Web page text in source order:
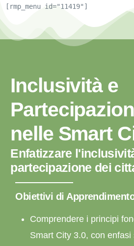
[rmp_menu id="11419"]
Inclusività e
nelle Smart
Enfatizzare
partecipazione dei
Obiettivi di
Comprendere i principi
Smart City 3.0, con